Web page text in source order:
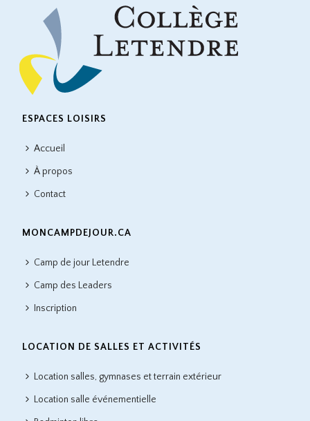
ESPACES LOISIRS
Accueil
À propos
Contact
MONCAMPDEJOUR.CA
Camp de jour Letendre
Camp des Leaders
Inscription
LOCATION DE SALLES ET ACTIVITÉS
Location salles, gymnases et terrain extérieur
Location salle événementielle